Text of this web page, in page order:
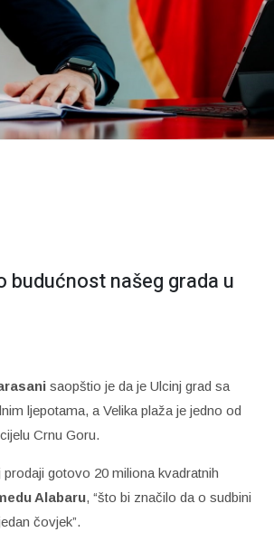
budućnost našeg grada u
saopštio je da je Ulcinj grad sa
ljepotama, a Velika plaža je jedno od
Crnu Goru.
gotovo 20 miliona kvadratnih
Alabaru, “što bi značilo da o sudbini
čovjek”.